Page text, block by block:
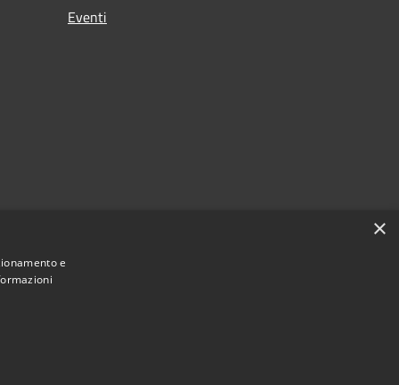
Eventi
×
e